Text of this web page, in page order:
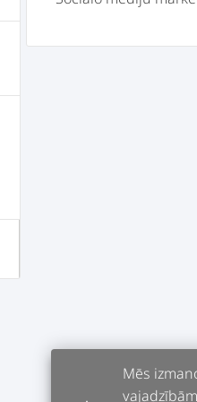
Mēs